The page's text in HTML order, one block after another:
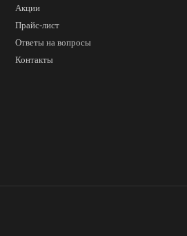
Акции
Прайс-лист
Ответы на вопросы
Контакты